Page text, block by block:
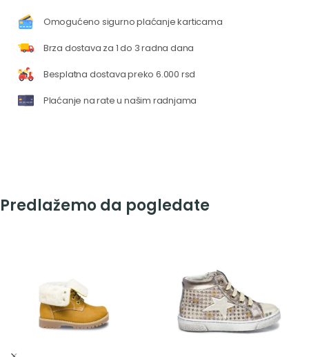
Omogućeno sigurno plaćanje karticama
Brza dostava za 1 do 3 radna dana
Besplatna dostava preko 6.000 rsd
Plaćanje na rate u našim radnjama
Predlažemo da pogledate